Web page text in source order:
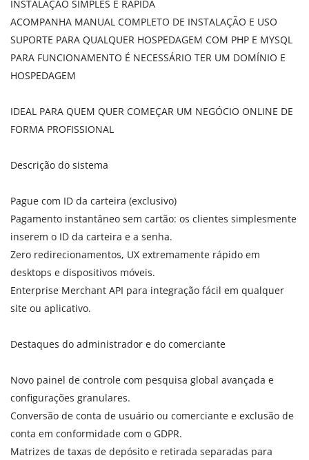
INSTALAÇÃO SIMPLES E RÁPIDA
ACOMPANHA MANUAL COMPLETO DE INSTALAÇÃO E USO
SUPORTE PARA QUALQUER HOSPEDAGEM COM PHP E MYSQL
PARA FUNCIONAMENTO É NECESSÁRIO TER UM DOMÍNIO E
HOSPEDAGEM
IDEAL PARA QUEM QUER COMEÇAR UM NEGÓCIO ONLINE DE
FORMA PROFISSIONAL
Descrição do sistema
Pague com ID da carteira (exclusivo)
Pagamento instantâneo sem cartão: os clientes simplesmente
inserem o ID da carteira e a senha.
Zero redirecionamentos, UX extremamente rápido em
desktops e dispositivos móveis.
Enterprise Merchant API para integração fácil em qualquer
site ou aplicativo.
Destaques do administrador e do comerciante
Novo painel de controle com pesquisa global avançada e
configurações granulares.
Conversão de conta de usuário ou comerciante e exclusão de
conta em conformidade com o GDPR.
Matrizes de taxas de depósito e retirada separadas para